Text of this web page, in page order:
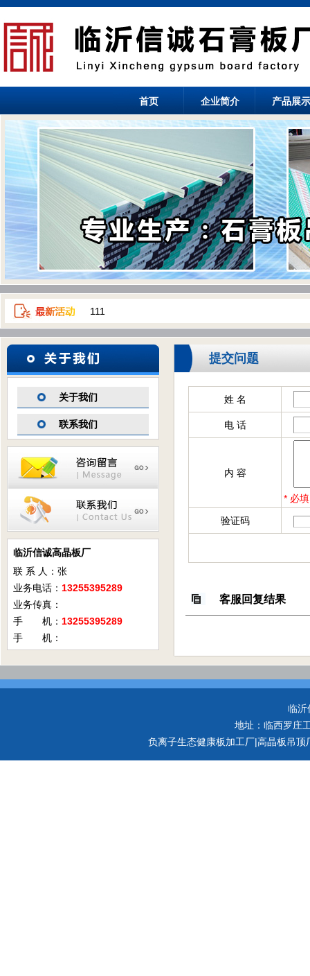
首页 企业简介 产品展示
111
关于我们
联系我们
临沂信诚高晶板厂
联 系 人：张
业务电话： 13255395289
业务传真：
手 机： 13255395289
手 机：
提交问题
姓 名
电 话
内 容
* 必填
验证码
客服回复结果
临沂
地址：临西罗庄
负离子生态健康板加工厂|高晶板吊